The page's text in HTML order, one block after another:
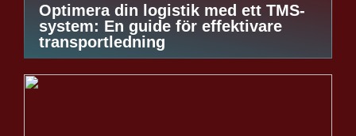
Optimera din logistik med ett TMS-
system: En guide för effektivare
transportledning